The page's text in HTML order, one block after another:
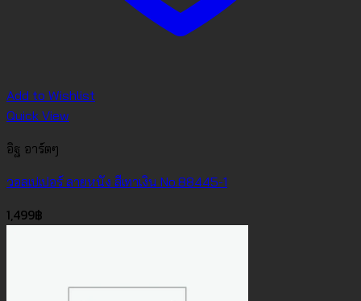
Add to Wishlist
Quick View
อิฐ อาร์ตๆ
วอลเปเปอร์ ลายหนัง สีเทาเงิน No.88445-1
1,499฿